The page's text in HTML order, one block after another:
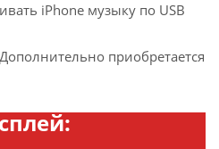
iPhone музыку по USB
приобретается